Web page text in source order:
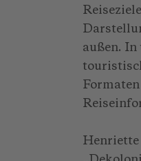
außen. In